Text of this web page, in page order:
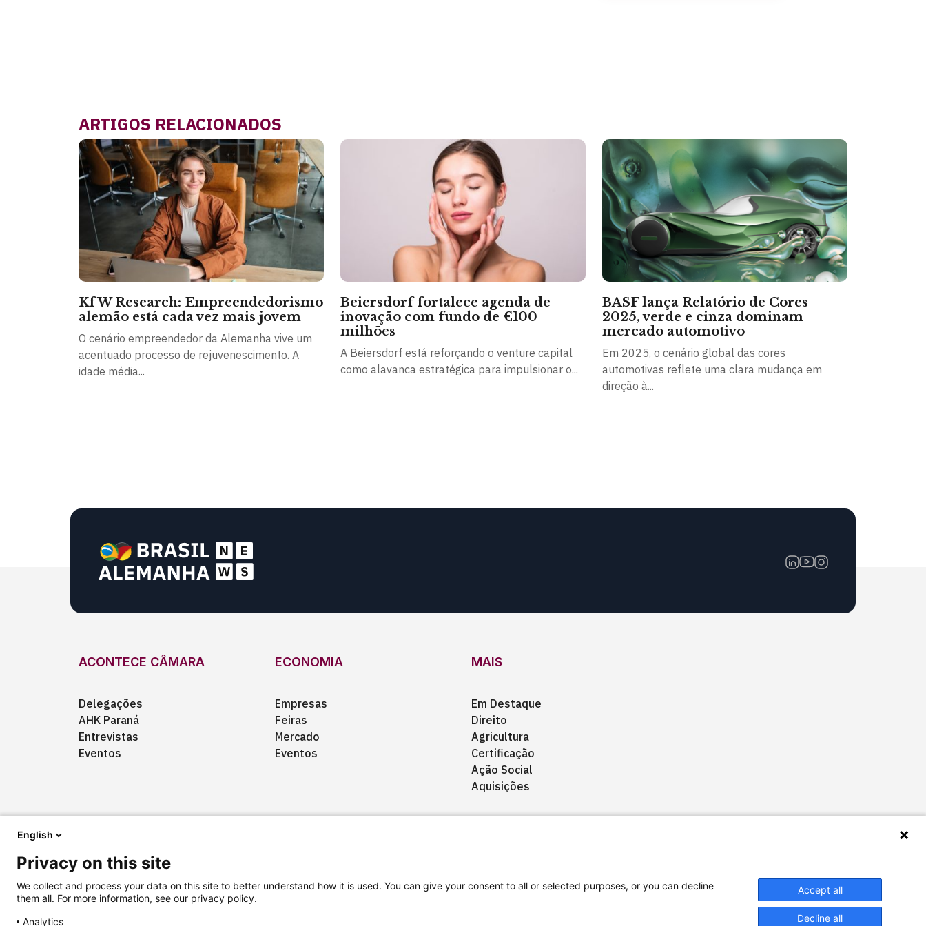
ARTIGOS RELACIONADOS
KfW Research: Empreendedorismo
alemão está cada vez mais jovem
O cenário empreendedor da Alemanha vive um
acentuado processo de rejuvenescimento. A
idade média...
Beiersdorf fortalece agenda de
inovação com fundo de €100
milhões
A Beiersdorf está reforçando o venture capital
como alavanca estratégica para impulsionar o...
BASF lança Relatório de Cores
2025, verde e cinza dominam
mercado automotivo
Em 2025, o cenário global das cores
automotivas reflete uma clara mudança em
direção à...
ACONTECE CÂMARA
Delegações
AHK Paraná
Entrevistas
Eventos
ECONOMIA
Empresas
Feiras
Mercado
Eventos
MAIS
Em Destaque
Direito
Agricultura
Certificação
Ação Social
Aquisições
Quem somosAnuncieFale conosco
English
Privacy on this site
We collect and process your data on this site to better understand how it is used. You can give your consent to all or selected purposes, or you can decline
them all. For more information, see our privacy policy.
Analytics
Accept all
Decline all